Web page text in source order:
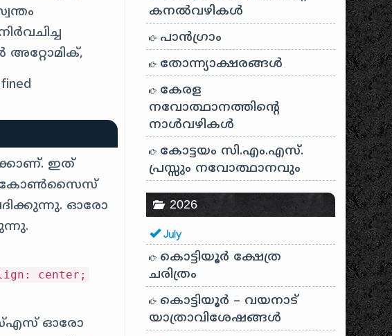
ഇത്
കോൺസൈസ്
ഓരോ
center;
ഓരോ
കനൽവഴികൾ
പാന്‍ഗ്രാം
തോന്ന്യാക്ഷരങ്ങള്‍
കേരള
നവോത്ഥാനത്തിന്റെ
നാൾവഴികൾ
കോട്ടയം സി.എം.എസ്.
പ്രസ്സും നവോത്ഥാനവും
2026
July
കൊട്ടിയൂർ ക്ഷേത്ര
ചരിത്രം
കൊട്ടിയൂർ – വയനാട്
യാത്രാവിശേഷങ്ങൾ